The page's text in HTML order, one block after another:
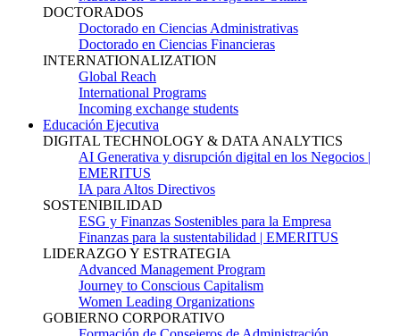
DOCTORADOS
Doctorado en Ciencias Administrativas
Doctorado en Ciencias Financieras
INTERNATIONALIZATION
Global Reach
International Programs
Incoming exchange students
Educación Ejecutiva
DIGITAL TECHNOLOGY & DATA ANALYTICS
AI Generativa y disrupción digital en los Negocios |
EMERITUS
IA para Altos Directivos
SOSTENIBILIDAD
ESG y Finanzas Sostenibles para la Empresa
Finanzas para la sustentabilidad | EMERITUS
LIDERAZGO Y ESTRATEGIA
Advanced Management Program
Journey to Conscious Capitalism
Women Leading Organizations
GOBIERNO CORPORATIVO